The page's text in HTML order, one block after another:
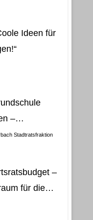
Ideen für
–
Stadtratsfraktion
–
für die